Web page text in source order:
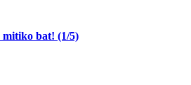
bat! (1/5)